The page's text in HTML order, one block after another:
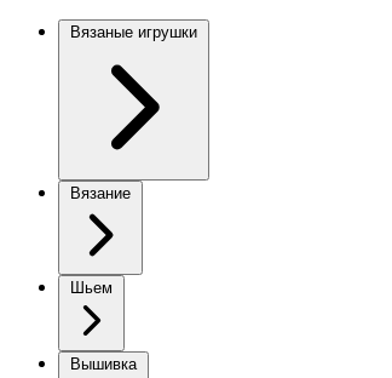
Вязаные игрушки
Вязание
Шьем
Вышивка